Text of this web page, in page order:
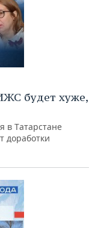
будет хуже,
в Татарстане
доработки